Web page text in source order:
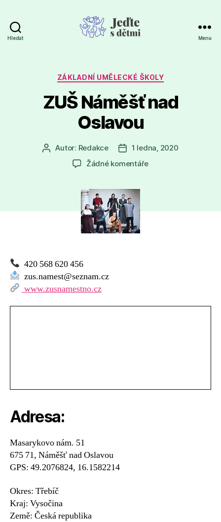
Hledat Menu
Rubriky
ZÁKLADNÍ UMĚLECKÉ ŠKOLY
ZUŠ Náměšť nad
Oslavou
Autor
příspěvku
Autor: Redakce
Datum
příspěvku
1 ledna, 2020
Žádné komentářeu
420 568 620 456
zus.namest@seznam.cz
www.zusnamestno.cz
Adresa:
Masarykovo nám. 51
675 71, Náměšť nad Oslavou
GPS: 49.2076824, 16.1582214
Okres: Třebíč
Kraj: Vysočina
Země: Česká republika